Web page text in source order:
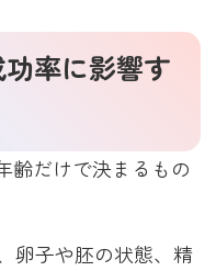
率に影響す
齢だけで決まるもの
卵子や胚の状態、精